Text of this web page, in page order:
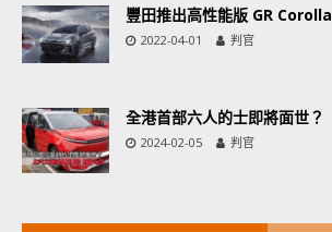
豐田推出高性能版 GR Corolla
2022-04-01 判官
全港首部六人的士即將面世？
2024-02-05 判官